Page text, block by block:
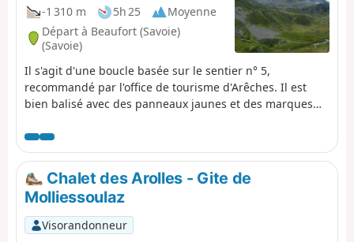
-1 310 m
5h 25
Moyenne
Départ à Beaufort (Savoie)
(Savoie)
Il s'agit d'une boucle basée sur le sentier n° 5,
recommandé par l'office de tourisme d'Arêches. Il est
bien balisé avec des panneaux jaunes et des marques
belles vues sur le Mont Blanc et le massif du
Beaufortain, et le lac, bien que petit, est un endroit
sympa pour manger ton pique-nique.
Chalet des Arolles - Gite de
Molliessoulaz
Visorandonneur